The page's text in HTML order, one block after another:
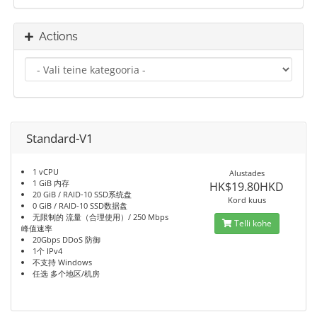
Actions
Standard-V1
1 vCPU
1 GiB 内存
20 GiB / RAID-10 SSD系统盘
0 GiB / RAID-10 SSD数据盘
无限制的 流量（合理使用）/ 250 Mbps
峰值速率
20Gbps DDoS 防御
1个 IPv4
不支持 Windows
任选 多个地区/机房
Alustades
HK$19.80HKD
Kord kuus
Telli kohe